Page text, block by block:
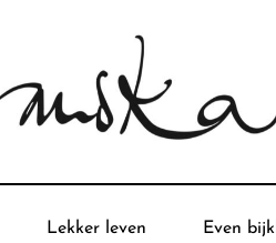
Lekker leven Even